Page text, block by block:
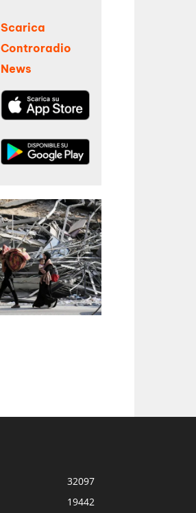
Scarica
Controradio
News
32097
19442